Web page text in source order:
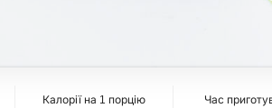
Калорії на 1 порцію Час